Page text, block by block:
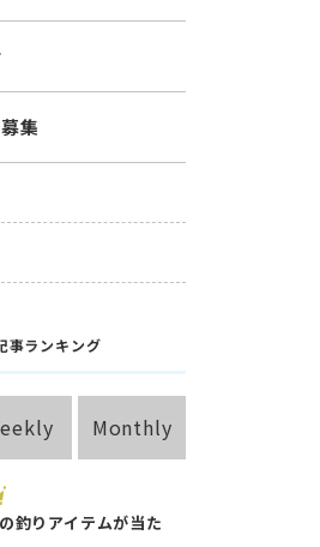
集
事ランキング
Monthly
釣りアイテムが当た